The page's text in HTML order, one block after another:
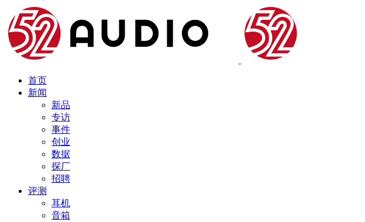
首页
新闻
新品
专访
事件
创业
数据
探厂
招聘
评测
耳机
音箱